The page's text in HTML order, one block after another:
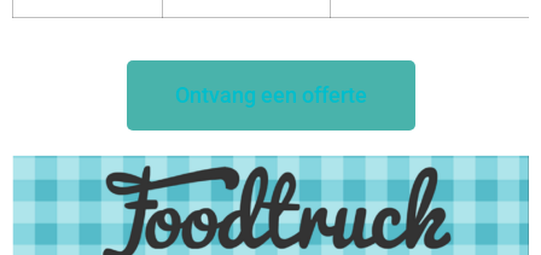
Ontvang een offerte